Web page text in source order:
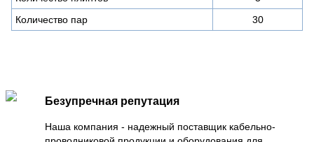
Количество пар
30
Безупречная репутация
Наша компания - надежный поставщик кабельно-